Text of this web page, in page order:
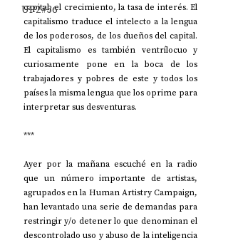
UP2#36
capital, el crecimiento, la tasa de interés. El
capitalismo traduce el intelecto a la lengua
de los poderosos, de los dueños del capital.
El capitalismo es también ventrílocuo y
curiosamente pone en la boca de los
trabajadores y pobres de este y todos los
países la misma lengua que los oprime para
interpretar sus desventuras.
***
Ayer por la mañana escuché en la radio
que un número importante de artistas,
agrupados en la Human Artistry Campaign,
han levantado una serie de demandas para
restringir y/o detener lo que denominan el
descontrolado uso y abuso de la inteligencia